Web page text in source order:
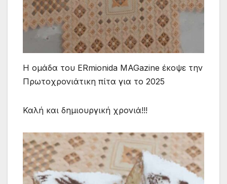
Η ομάδα του ERmionida MAGazine έκοψε την
Πρωτοχρονιάτικη πίτα για το 2025
Καλή και δημιουργική χρονιά!!!